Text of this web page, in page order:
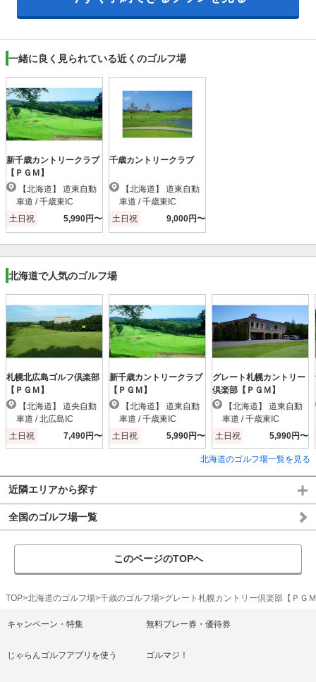
一緒に良く見られている近くのゴルフ場
新千歳カントリークラブ
【ＰＧＭ】
車道 / 千歳東IC
土日祝
5,990円〜
千歳カントリークラブ
車道 / 千歳東IC
土日祝
9,000円〜
北海道で人気のゴルフ場
札幌北広島ゴルフ倶楽部
【ＰＧＭ】
車道 / 北広島IC
土日祝
7,490円〜
新千歳カントリークラブ
【ＰＧＭ】
車道 / 千歳東IC
土日祝
5,990円〜
グレート札幌カントリー
倶楽部【ＰＧＭ】
車道 / 千歳東IC
土日祝
5,990円〜
北海道のゴルフ場一覧を見る
近隣エリアから探す
全国のゴルフ場一覧
このページのTOPへ
TOP 北海道のゴルフ場 千歳のゴルフ場 グレート札幌カントリー倶楽部【ＰＧ
キャンペーン・特集 無料プレー券・優待券
じゃらんゴルフアプリを使う ゴルマジ！